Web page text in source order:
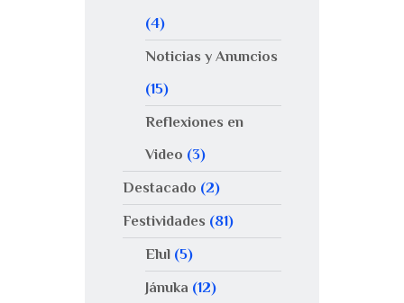
(4)
Noticias y Anuncios
(15)
Reflexiones en
Video (3)
Destacado (2)
Festividades (81)
Elul(5)
Jánuka (12)